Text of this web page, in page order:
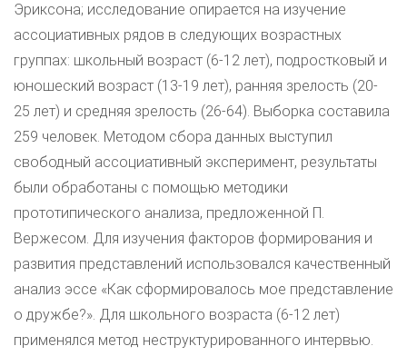
Эриксона; исследование опирается на изучение
ассоциативных рядов в следующих возрастных
группах: школьный возраст (6-12 лет), подростковый и
юношеский возраст (13-19 лет), ранняя зрелость (20-
25 лет) и средняя зрелость (26-64). Выборка составила
259 человек. Методом сбора данных выступил
свободный ассоциативный эксперимент, результаты
были обработаны с помощью методики
прототипического анализа, предложенной П.
Вержесом. Для изучения факторов формирования и
развития представлений использовался качественный
анализ эссе «Как сформировалось мое представление
о дружбе?». Для школьного возраста (6-12 лет)
применялся метод неструктурированного интервью.